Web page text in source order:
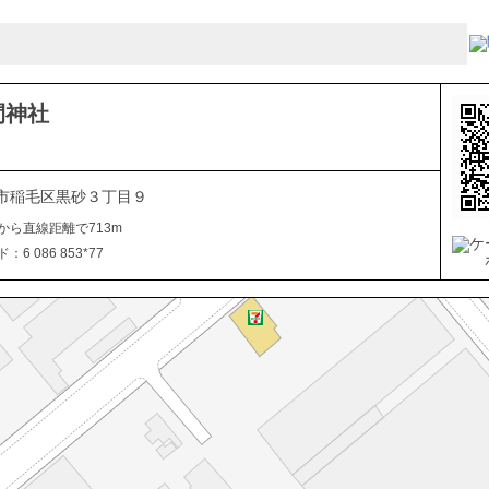
神社
稲毛区黒砂３丁目９
ら直線距離で713m
：6 086 853*77